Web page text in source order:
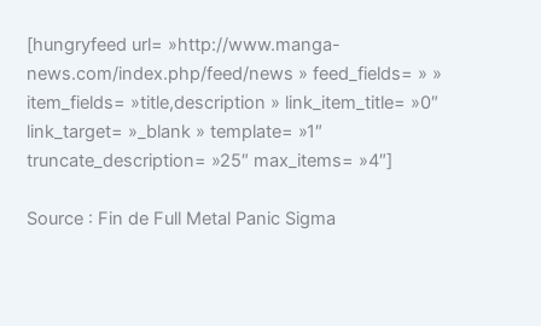
[hungryfeed url= »http://www.manga-
news.com/index.php/feed/news » feed_fields= » »
item_fields= »title,description » link_item_title= »0″
link_target= »_blank » template= »1″
truncate_description= »25″ max_items= »4″]
Source : Fin de Full Metal Panic Sigma